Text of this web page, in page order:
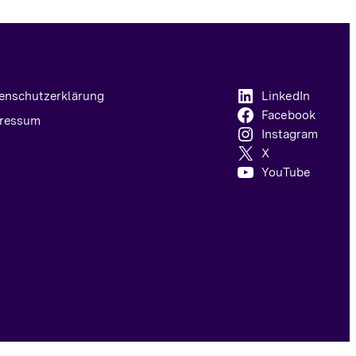
LinkedIn
Facebook
Instagram
X
YouTube